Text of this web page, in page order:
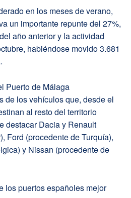
en los meses de verano,
un importante repunte del 27%,
año anterior y la actividad
habiéndose movido 3.681
Puerto de Málaga
de los vehículos que, desde el
al resto del territorio
destacar Dacia y Renault
Ford (procedente de Turquía),
y Nissan (procedente de
los puertos españoles mejor